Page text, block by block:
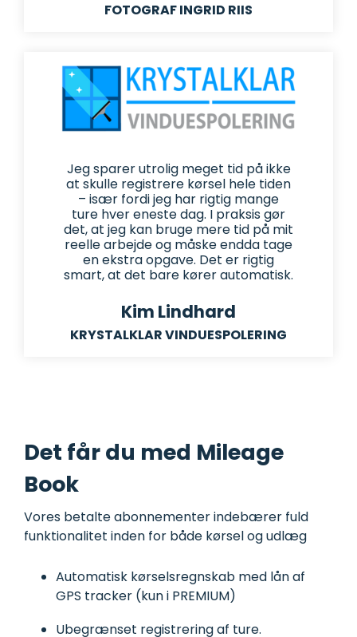
FOTOGRAF INGRID RIIS
Jeg sparer utrolig meget tid på ikke
at skulle registrere kørsel hele tiden
– især fordi jeg har rigtig mange
ture hver eneste dag. I praksis gør
det, at jeg kan bruge mere tid på mit
reelle arbejde og måske endda tage
en ekstra opgave. Det er rigtig
smart, at det bare kører automatisk.
Kim Lindhard
KRYSTALKLAR VINDUESPOLERING
Det får du med Mileage
Book
Vores betalte abonnementer indebærer fuld
funktionalitet inden for både kørsel og udlæg
Automatisk kørselsregnskab med lån af
GPS tracker (kun i PREMIUM)
Ubegrænset registrering af ture.